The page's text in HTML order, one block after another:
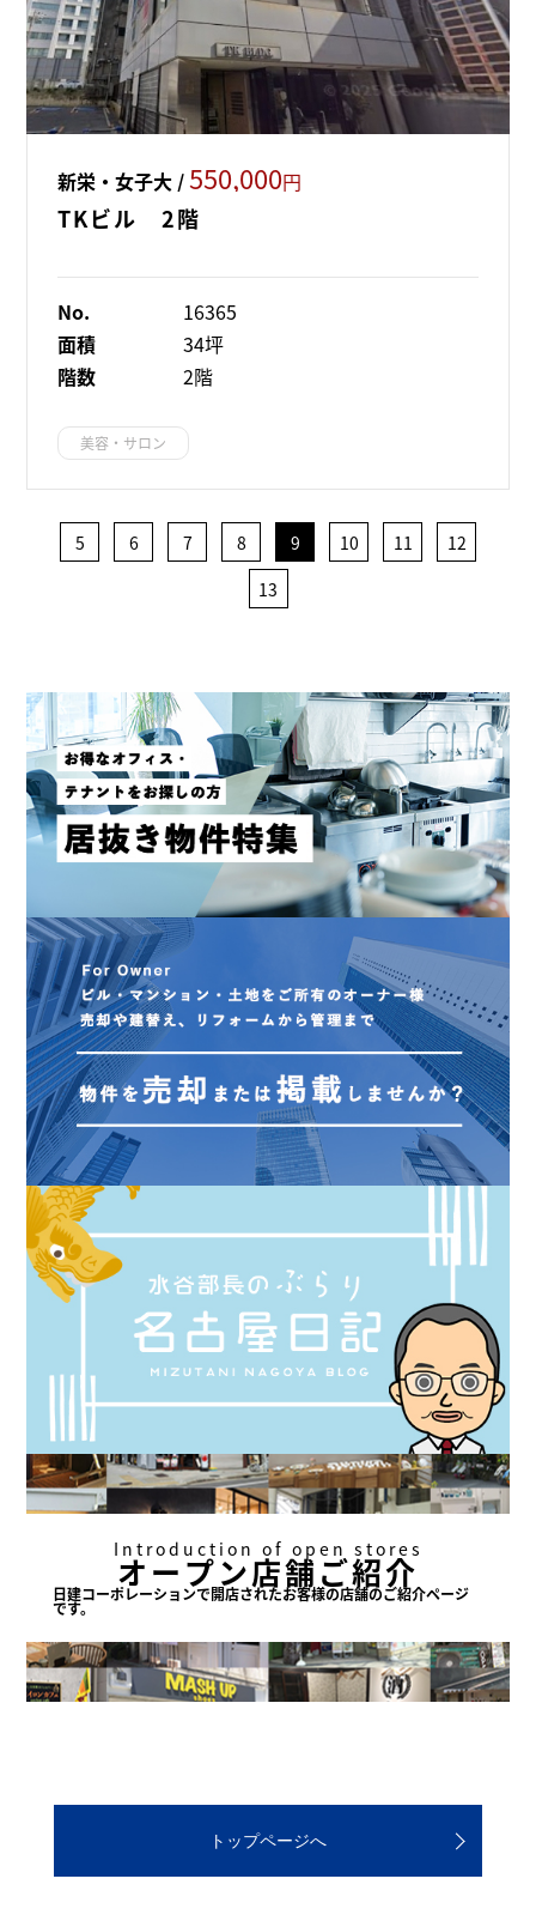
新栄・女子大 /550,000円
TKビル 2階
No.
16365
面積
34坪
階数
2階
美容・サロン
5 6 7 8 9 10 11
12
13
Introduction of open stores
オープン店舗ご紹介
日建コーポレーションで開店されたお客様の店舗のご紹介ページ
です。
トップページへ